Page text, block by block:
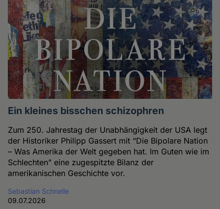
Ein kleines bisschen schizophren
Zum 250. Jahrestag der Unabhängigkeit der USA legt
der Historiker Philipp Gassert mit “Die Bipolare Nation
– Was Amerika der Welt gegeben hat. Im Guten wie im
Schlechten” eine zugespitzte Bilanz der
amerikanischen Geschichte vor.
Sebastian Schnelle
09.07.2026